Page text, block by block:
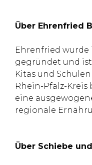
Über Ehrenfried
Ehrenfried wurde
gegründet und
Kitas und
Rhein-Pfalz-
eine
regionale
Über Schiebe